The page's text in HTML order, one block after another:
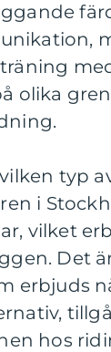
olika
typ
i
vilket
Det
erbjuds
hos